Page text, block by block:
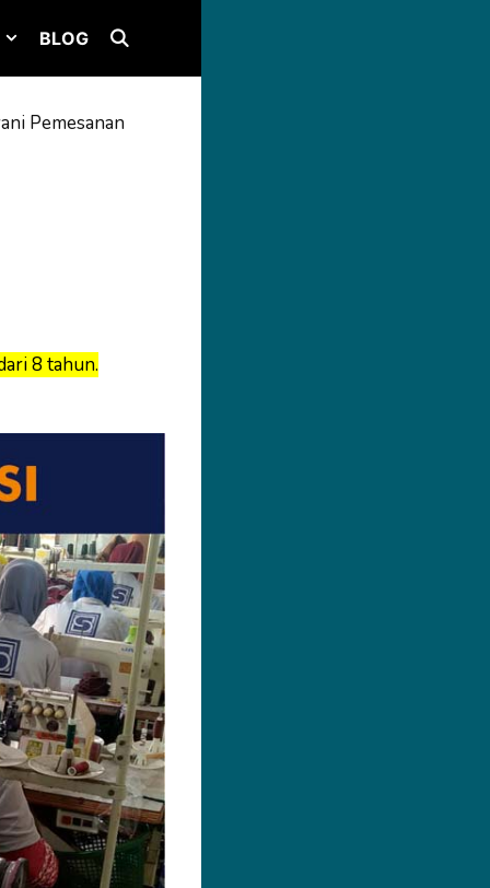
BLOG
Pemesanan
8 tahun.